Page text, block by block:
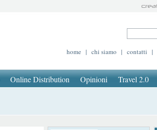
home | chi siamo | contatti |
Online Distribution Opinioni Travel 2.0